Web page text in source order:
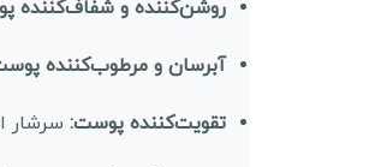
روشن‌کننده و شفاف‌کننده
آبرسان و مرطوب‌کننده
تقویت‌کننده پوست: سرشار